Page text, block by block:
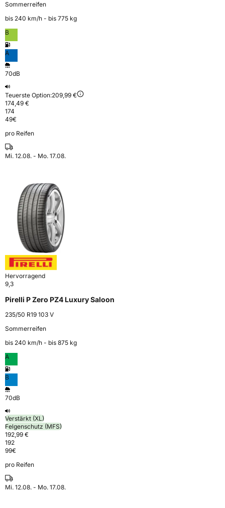
Sommerreifen
bis 240 km⁠/⁠h - bis 775 kg
B
A
70dB
Teuerste Option:209,99 €
174,49 €
174
49€
pro Reifen
Mi. 12.08. - Mo. 17.08.
Hervorragend
9,3
Pirelli P Zero PZ4 Luxury Saloon
235/50 R19 103 V
Sommerreifen
bis 240 km⁠/⁠h - bis 875 kg
A
B
70dB
Verstärkt (XL)
Felgenschutz (MFS)
192,99 €
192
99€
pro Reifen
Mi. 12.08. - Mo. 17.08.